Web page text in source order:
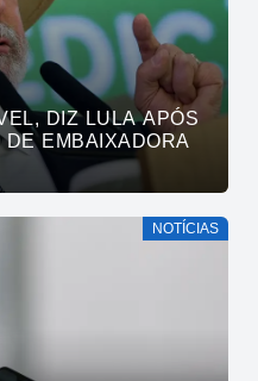
DIZ LULA APÓS
EMBAIXADORA
NOTÍCIAS